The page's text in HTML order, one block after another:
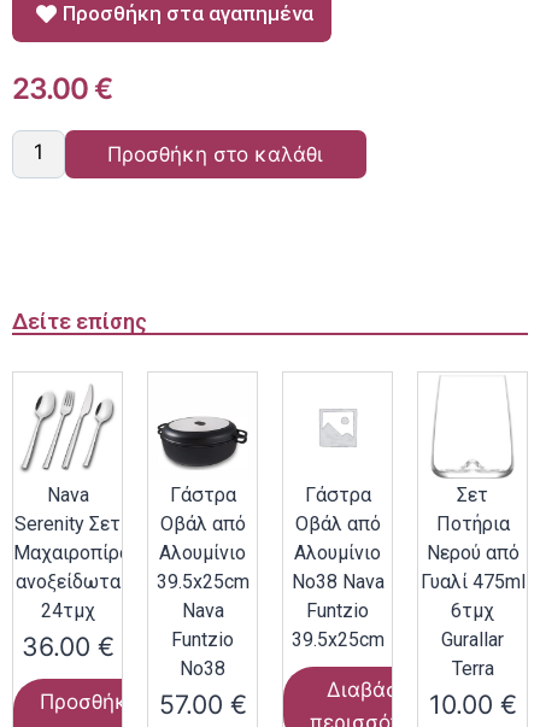
Προσθήκη στα αγαπημένα
23.00€
Προσθήκη στο καλάθι
Δείτε επίσης
Nava
Serenity Σετ
Μαχαιροπίρουνα
ανοξείδωτα
24τμχ
36.00 €
Προσθήκη
Γάστρα
Οβάλ από
Αλουμίνιο
39.5x25cm
Nava
Funtzio
Νο38
57.00 €
Γάστρα
Οβάλ από
Αλουμίνιο
Νο38 Nava
Funtzio
39.5x25cm
Διαβάστε
Σετ
Ποτήρια
Νερού από
Γυαλί 475ml
6τμχ
Gurallar
Terra
10.00 €